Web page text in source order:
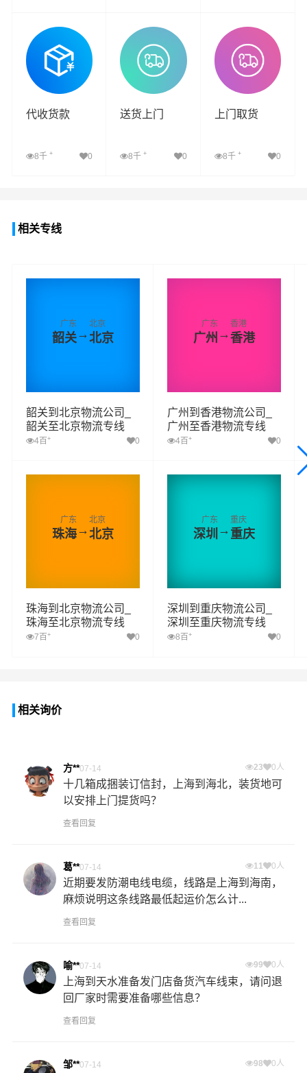
查看详细 查看详细 查看详细
代收货款
8千 + 0
送货上门
8千+ 0
上门取货
8千 + 0
相关专线
广东
韶关→
北京
北京
韶关到北京物流公司_
韶关至北京物流专线
4百 + 0
广东
广州 →
香港
香港
广州到香港物流公司_
广州至香港物流专线
4百 + 0
广东
珠海→
北京
北京
珠海到北京物流公司_
珠海至北京物流专线
7百 + 0
广东
深圳→
重庆
重庆
深圳到重庆物流公司_
深圳至重庆物流专线
8百 + 0
相关询价
方**07-14 23 0人
十几箱成捆装订信封，上海到海北，装货地可
以安排上门提货吗？
查看回复
葛**07-14 11 0人
近期要发防潮电线电缆，线路是上海到海南，
麻烦说明这条线路最低起运价怎么计...
查看回复
喻**07-14 99 0人
上海到天水准备发门店备货汽车线束，请问退
回厂家时需要准备哪些信息？
查看回复
邹**07-14 98 0人